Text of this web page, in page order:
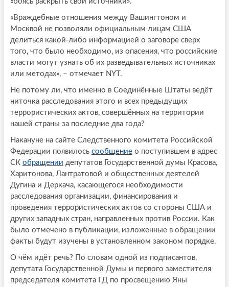
«Враждебные отношения между Вашингтоном и
Москвой не позволяли официальным лицам США
делиться какой-либо информацией о заговоре сверх
того, что было необходимо, из опасения, что российские
власти могут узнать об их разведывательных источниках
или методах», – отмечает NYT.
Не потому ли, что именно в Соединённые Штаты ведёт
ниточка расследования этого и всех предыдущих
террористических актов, совершённых на территории
нашей страны за последние два года?
Накануне на сайте Следственного комитета Российской
Федерации появилось сообщениео поступившем в адрес
СК обращении депутатов Государственной думы Красова,
Харитонова, Лантратовой и общественных деятелей
Дугина и Деркача, касающегося необходимости
расследования организации, финансирования и
проведения террористических актов со стороны США и
других западных стран, направленных против России. Как
было отмечено в публикации, изложенные в обращении
факты будут изучены в установленном законом порядке.
О чём идёт речь? По словам одной из подписантов,
депутата Государственной Думы и первого заместителя
председателя комитета ГД по просвещению Яны